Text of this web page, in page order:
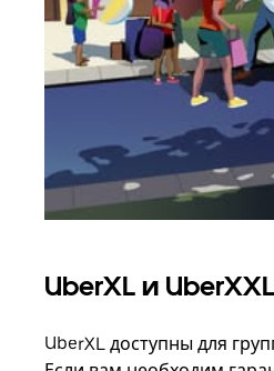
UberXL и UberXXL
UberXL доступны для